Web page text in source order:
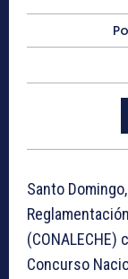
Santo
Concurso